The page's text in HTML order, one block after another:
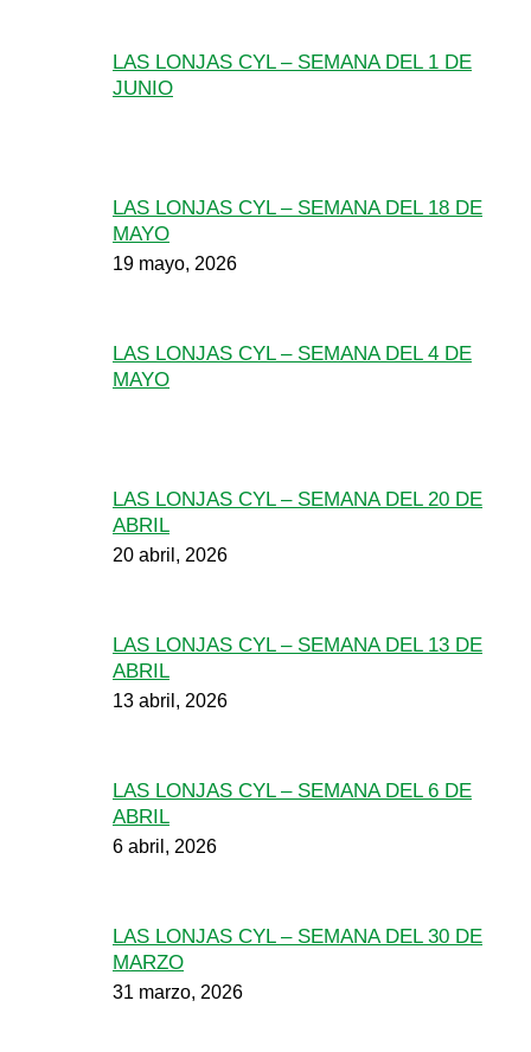
LAS LONJAS CYL – SEMANA DEL 1 DE
JUNIO
LAS LONJAS CYL – SEMANA DEL 18 DE
MAYO
19 mayo, 2026
LAS LONJAS CYL – SEMANA DEL 4 DE
MAYO
LAS LONJAS CYL – SEMANA DEL 20 DE
ABRIL
20 abril, 2026
LAS LONJAS CYL – SEMANA DEL 13 DE
ABRIL
13 abril, 2026
LAS LONJAS CYL – SEMANA DEL 6 DE
ABRIL
6 abril, 2026
LAS LONJAS CYL – SEMANA DEL 30 DE
MARZO
31 marzo, 2026